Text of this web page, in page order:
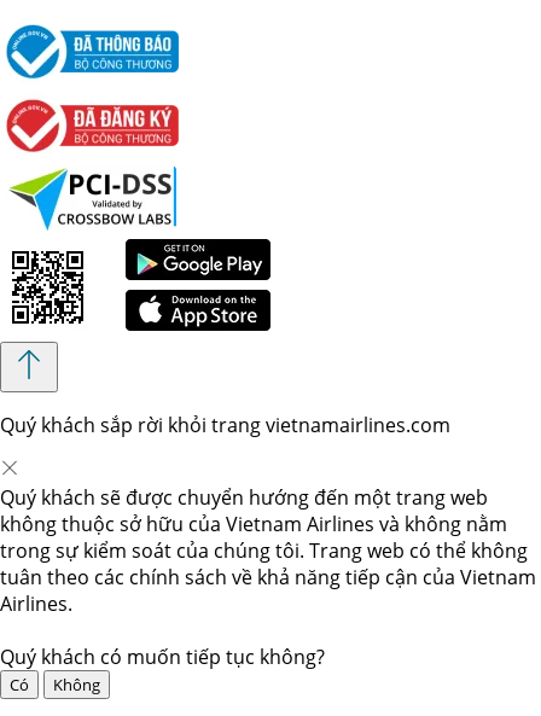
Quý khách sắp rời khỏi trang vietnamairlines.com
Quý khách sẽ được chuyển hướng đến một trang web
không thuộc sở hữu của Vietnam Airlines và không nằm
trong sự kiểm soát của chúng tôi. Trang web có thể không
tuân theo các chính sách về khả năng tiếp cận của Vietnam
Airlines.
Quý khách có muốn tiếp tục không?
Có Không